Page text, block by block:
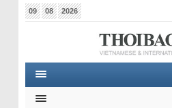
09 08 2026